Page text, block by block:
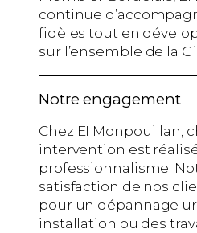
continue
fidèles tout en
sur l’ensemble de la
Notre engagement
Chez EI Monpouillan,
intervention est
professionnalisme.
satisfaction de nos
pour un dépannage
installation ou des